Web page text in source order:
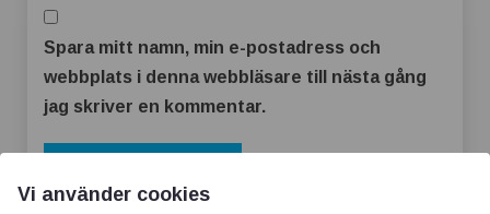
Spara mitt namn, min e-postadress och
webbplats i denna webbläsare till nästa gång
jag skriver en kommentar.
Vi använder cookies